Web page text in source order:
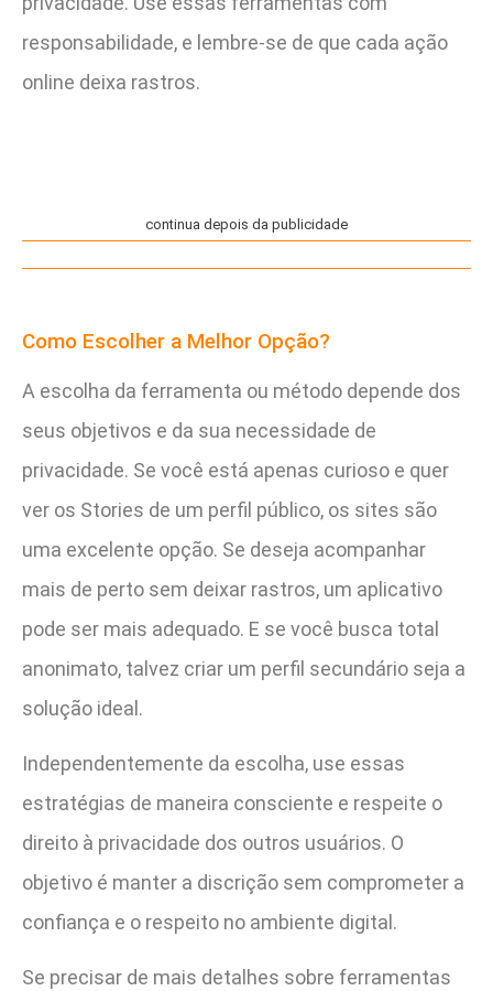
responsabilidade, e lembre-se de que cada ação
online deixa rastros.
continua depois da publicidade
Como Escolher a Melhor Opção?
A escolha da ferramenta ou método depende dos
seus objetivos e da sua necessidade de
privacidade. Se você está apenas curioso e quer
ver os Stories de um perfil público, os sites são
uma excelente opção. Se deseja acompanhar
mais de perto sem deixar rastros, um aplicativo
pode ser mais adequado. E se você busca total
anonimato, talvez criar um perfil secundário seja a
solução ideal.
Independentemente da escolha, use essas
estratégias de maneira consciente e respeite o
direito à privacidade dos outros usuários. O
objetivo é manter a discrição sem comprometer a
confiança e o respeito no ambiente digital.
Se precisar de mais detalhes sobre ferramentas